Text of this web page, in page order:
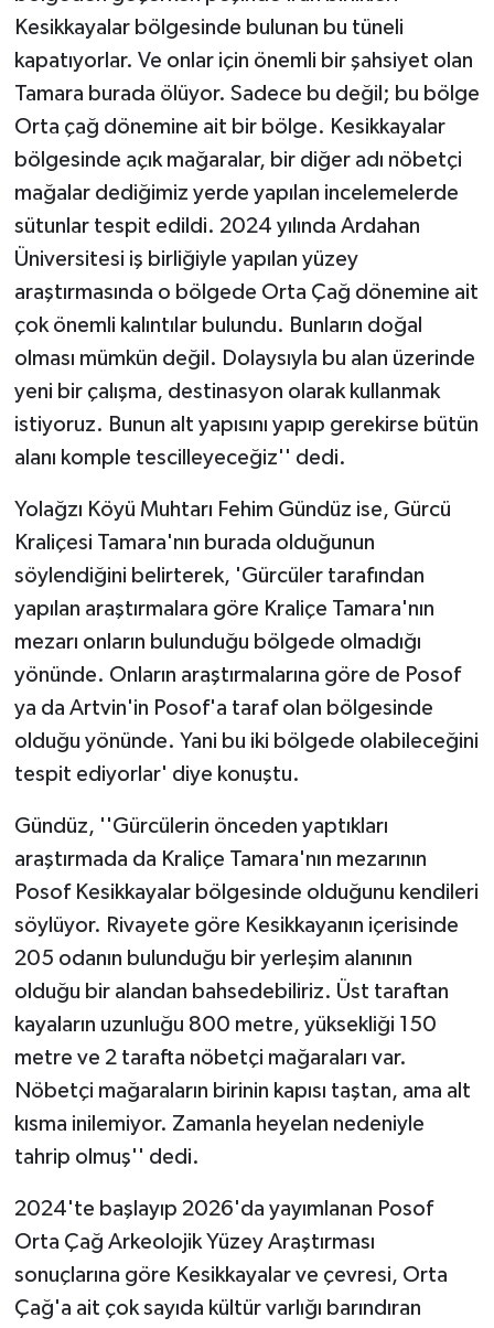
Kesikkayalar bölgesinde bulunan bu tüneli
kapatıyorlar. Ve onlar için önemli bir şahsiyet olan
Tamara burada ölüyor. Sadece bu değil; bu bölge
Orta çağ dönemine ait bir bölge. Kesikkayalar
bölgesinde açık mağaralar, bir diğer adı nöbetçi
mağalar dediğimiz yerde yapılan incelemelerde
sütunlar tespit edildi. 2024 yılında Ardahan
Üniversitesi iş birliğiyle yapılan yüzey
araştırmasında o bölgede Orta Çağ dönemine ait
çok önemli kalıntılar bulundu. Bunların doğal
olması mümkün değil. Dolaysıyla bu alan üzerinde
yeni bir çalışma, destinasyon olarak kullanmak
istiyoruz. Bunun alt yapısını yapıp gerekirse bütün
alanı komple tescilleyeceğiz'' dedi.
Yolağzı Köyü Muhtarı Fehim Gündüz ise, Gürcü
Kraliçesi Tamara'nın burada olduğunun
söylendiğini belirterek, 'Gürcüler tarafından
yapılan araştırmalara göre Kraliçe Tamara'nın
mezarı onların bulunduğu bölgede olmadığı
yönünde. Onların araştırmalarına göre de Posof
ya da Artvin'in Posof'a taraf olan bölgesinde
olduğu yönünde. Yani bu iki bölgede olabileceğini
tespit ediyorlar' diye konuştu.
Gündüz, ''Gürcülerin önceden yaptıkları
araştırmada da Kraliçe Tamara'nın mezarının
Posof Kesikkayalar bölgesinde olduğunu kendileri
söylüyor. Rivayete göre Kesikkayanın içerisinde
205 odanın bulunduğu bir yerleşim alanının
olduğu bir alandan bahsedebiliriz. Üst taraftan
kayaların uzunluğu 800 metre, yüksekliği 150
metre ve 2 tarafta nöbetçi mağaraları var.
Nöbetçi mağaraların birinin kapısı taştan, ama alt
kısma inilemiyor. Zamanla heyelan nedeniyle
tahrip olmuş'' dedi.
2024'te başlayıp 2026'da yayımlanan Posof
Orta Çağ Arkeolojik Yüzey Araştırması
sonuçlarına göre Kesikkayalar ve çevresi, Orta
Çağ'a ait çok sayıda kültür varlığı barındıran